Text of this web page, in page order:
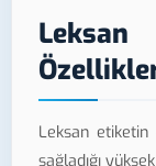
Leksan
sağladığı